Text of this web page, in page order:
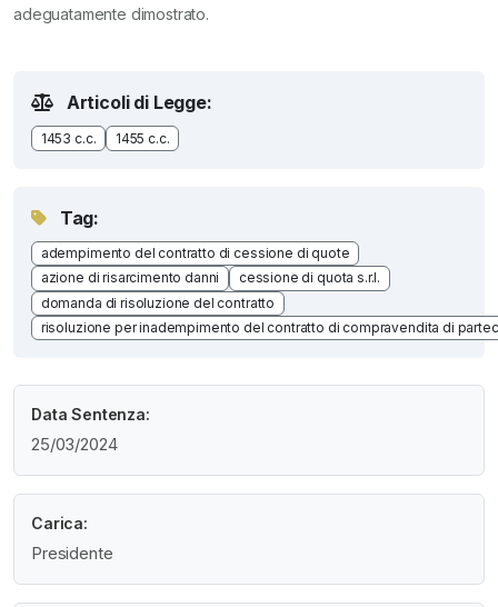
adeguatamente dimostrato.
Articoli di Legge:
1453 c.c. 1455 c.c.
Tag:
adempimento del contratto di cessione di quote
azione di risarcimento danni
cessione di quota s.r.l.
domanda di risoluzione del contratto
risoluzione per inadempimento del contratto di compravendita di
Data Sentenza:
25/03/2024
Carica:
Presidente